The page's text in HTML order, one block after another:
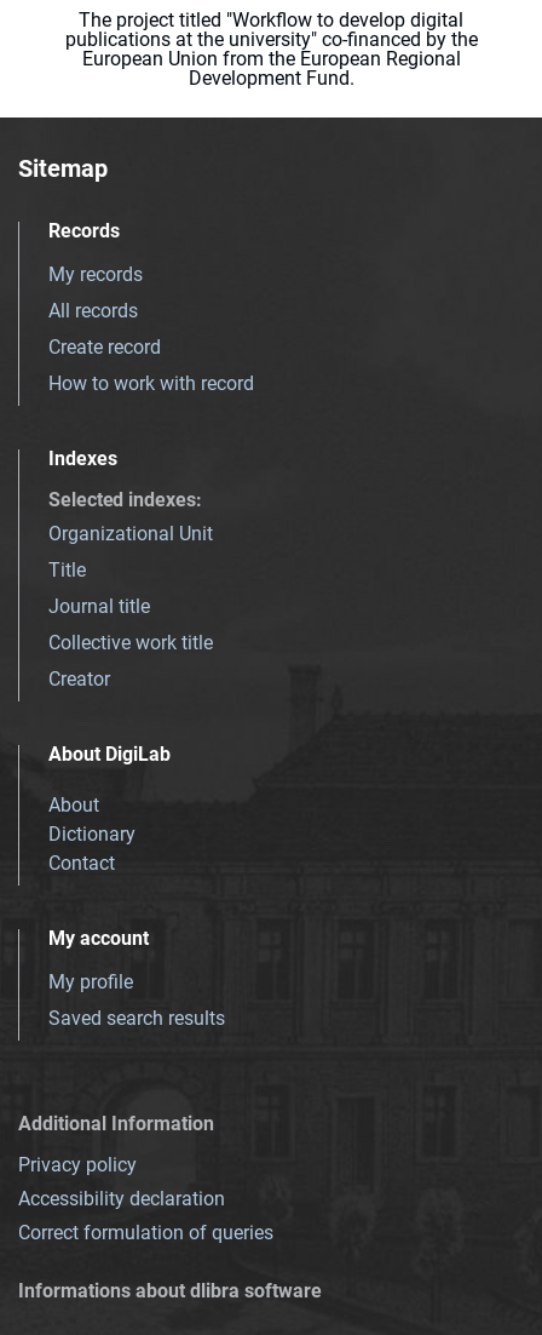
The project titled "Workflow to develop digital
publications at the university" co-financed by the
European Union from the European Regional
Development Fund.
Sitemap
Records
My records
All records
Create record
How to work with record
Indexes
Selected indexes:
Organizational Unit
Title
Journal title
Collective work title
Creator
About DigiLab
About
Dictionary
Contact
My account
My profile
Saved search results
Additional Information
Privacy policy
Accessibility declaration
Correct formulation of queries
Informations about dlibra software